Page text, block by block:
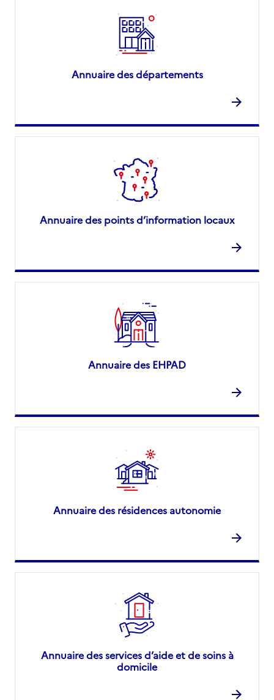
Source des données : Finess n° 980501993
Service autonomie à domicile (aide)
02 69 60 94 67
Source des données : Finess n° 980503346
Annuaire des départements
Annuaire des points d’information locaux
Annuaire des EHPAD
Annuaire des résidences autonomie
Annuaire des services d’aide et de soins à
domicile